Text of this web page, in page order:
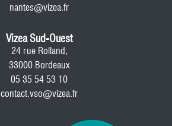
nantes@vizea.fr
Vizea Sud-Ouest
24 rue Rolland,
33000 Bordeaux
05 35 54 53 10
contact.vso@vizea.fr